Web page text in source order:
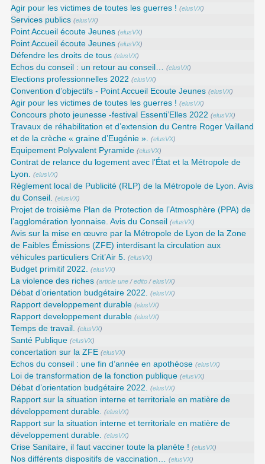
Agir pour les victimes de toutes les guerres ! (elusVX)
Services publics (elusVX)
Point Accueil écoute Jeunes (elusVX)
Point Accueil écoute Jeunes (elusVX)
Défendre les droits de tous (elusVX)
Echos du conseil : un retour au conseil… (elusVX)
Elections professionnelles 2022 (elusVX)
Convention d’objectifs - Point Accueil Ecoute Jeunes (elusVX)
Agir pour les victimes de toutes les guerres ! (elusVX)
Concours photo jeunesse -festival Essenti’Elles 2022 (elusVX)
Travaux de réhabilitation et d’extension du Centre Roger Vailland
et de la crèche « graine d’Eugénie ».
(elusVX)
Equipement Polyvalent Pyramide (elusVX)
Contrat de relance du logement avec l’État et la Métropole de
Lyon.
(elusVX)
Règlement local de Publicité (RLP) de la Métropole de Lyon. Avis
du Conseil.
(elusVX)
Projet de troisième Plan de Protection de l’Atmosphère (PPA) de
l’agglomération lyonnaise. Avis du Conseil (elusVX)
Avis sur la mise en œuvre par la Métropole de Lyon de la Zone
de Faibles Émissions (ZFE) interdisant la circulation aux
véhicules particuliers Crit’Air 5.
(elusVX)
Budget primitif 2022. (elusVX)
La violence des riches (article une /edito /elusVX)
Débat d’orientation budgétaire 2022. (elusVX)
Rapport developpement durable (elusVX)
Rapport developpement durable (elusVX)
Temps de travail. (elusVX)
Santé Publique (elusVX)
concertation sur la ZFE (elusVX)
Echos du conseil : une fin d’année en apothéose (elusVX)
Loi de transformation de la fonction publique (elusVX)
Débat d’orientation budgétaire 2022. (elusVX)
Rapport sur la situation interne et territoriale en matière de
développement durable.
(elusVX)
Rapport sur la situation interne et territoriale en matière de
développement durable.
(elusVX)
Crise Sanitaire, il faut vacciner toute la planète ! (elusVX)
Nos différents dispositifs de vaccination… (elusVX)